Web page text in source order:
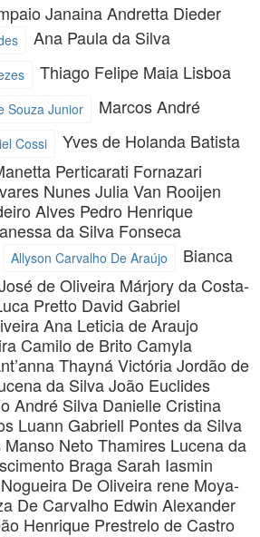
Janaina Andretta Dieder
Ana Paula da Silva
Thiago Felipe Maia Lisboa
Souza Junior
Marcos André
Cossi
Yves de Holanda Batista
Perticarati Fornazari
NunesJulia Van Rooijen
Alves Pedro Henrique
da Silva Fonseca
Allyson Carvalho De Araújo
Bianca
de Oliveira Márjory da Costa-
Pretto David Gabriel
Ana Leticia de Araujo
Camilo de Brito Camyla
Thayná Victória Jordão de
da SilvaJoão Euclides
André Silva Danielle Cristina
Luann Gabriell Pontes da Silva
Neto Thamires Lucena da
Braga Sarah Iasmin
De Oliveira rene Moya-
De Carvalho Edwin Alexander
Henrique Prestrelo de Castro